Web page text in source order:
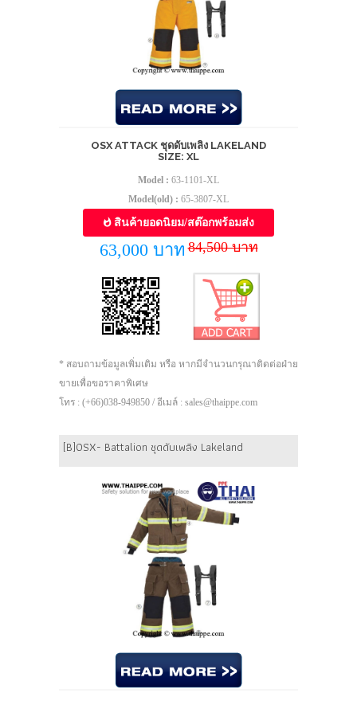
OSX ATTACK ชุดดับเพลิง LAKELAND
SIZE: XL
Model : 63-1101-XL
Model(old) : 65-3807-XL
สินค้ายอดนิยม/สต๊อกพร้อมส่ง
63,000 บาท 84,500 บาท
* สอบถามข้อมูลเพิ่มเติม หรือ หากมีจำนวนกรุณาติดต่อฝ่าย
ขายเพื่อขอราคาพิเศษ
โทร : (+66)038-949850 / อีเมล์ : sales@thaippe.com
[B]OSX- Battalion ชุดดับเพลิง Lakeland